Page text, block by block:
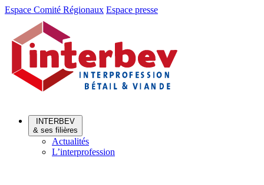
Aller
Aller
contenu
Espace Comité Régionaux Espace presse
INTERBEV
& ses filières
Actualités
L’interprofession